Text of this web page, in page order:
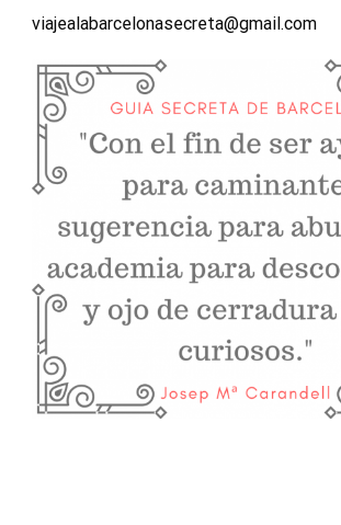
viajealabarcelonasecreta@gmail.com